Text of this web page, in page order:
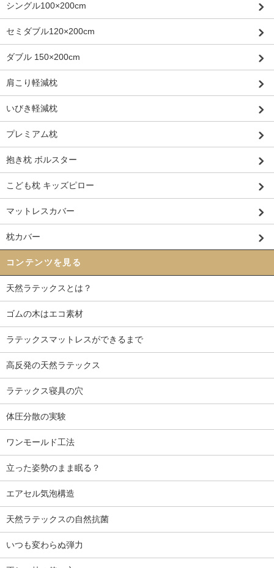
シングル100×200cm
セミダブル120×200cm
ダブル 150×200cm
肩こり軽減枕
いびき軽減枕
プレミアム枕
抱き枕 ボルスター
こども枕 キッズピロー
マットレスカバー
枕カバー
コンテンツを見る
天然ラテックスとは？
ゴムの木はエコ素材
ラテックスマットレスができるまで
高反発の天然ラテックス
ラテックス寝具の穴
体圧分散の実験
ワンモールド工法
立った姿勢のまま眠る？
エアセル気泡構造
天然ラテックスの自然抗菌
いつも変わらぬ弾力